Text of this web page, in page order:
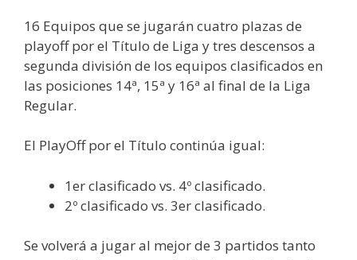
16 Equipos que se jugarán cuatro plazas de
playoff por el Título de Liga y tres descensos a
segunda división de los equipos clasificados en
las posiciones 14ª, 15ª y 16ª al final de la Liga
Regular.
El PlayOff por el Título continúa igual:
1er clasificado vs. 4º clasificado.
2º clasificado vs. 3er clasificado.
Se volverá a jugar al mejor de 3 partidos tanto